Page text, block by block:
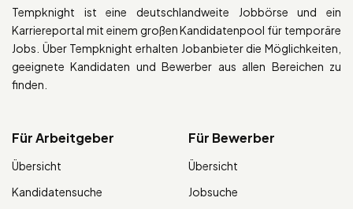
Tempknight ist eine deutschlandweite Jobbörse und ein
Karriereportal mit einem großen Kandidatenpool für temporäre
Jobs. Über Tempknight erhalten Jobanbieter die Möglichkeiten,
geeignete Kandidaten und Bewerber aus allen Bereichen zu
finden.
Für Arbeitgeber
Übersicht
Kandidatensuche
Für Bewerber
Übersicht
Jobsuche